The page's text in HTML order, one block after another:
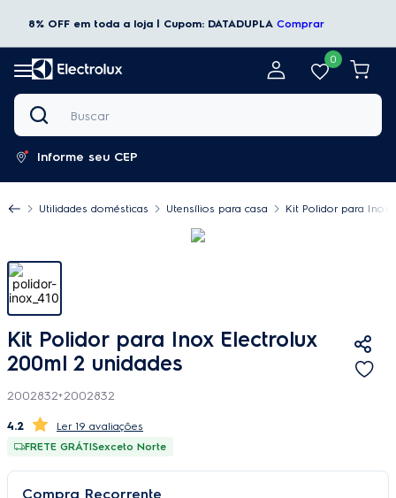
8% OFF em toda a loja | Cupom: DATADUPLA Comprar
0
Buscar
Informe seu CEP
Utilidades domésticas Utensílios para casa Kit Polidor para Inox
Kit Polidor para Inox Electrolux
200ml 2 unidades
2002832+2002832
4.2
19 avaliações
FRETE GRÁTISexceto Norte
Compra Recorrente